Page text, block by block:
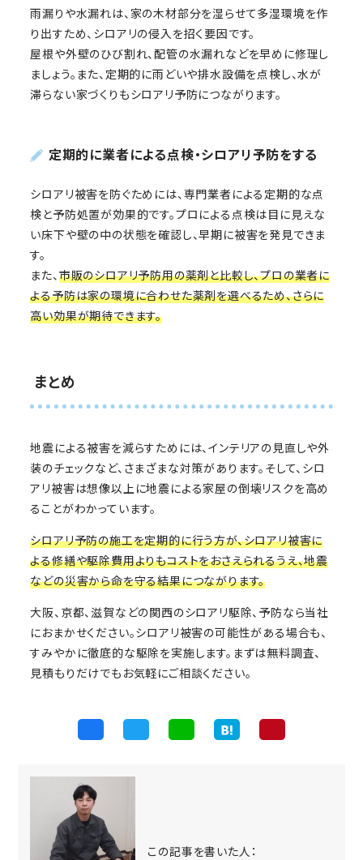
雨漏りや水漏れは、家の木材部分を湿らせて多湿環境を作
り出すため、シロアリの侵入を招く要因です。
屋根や外壁のひび割れ、配管の水漏れなどを早めに修理し
ましょう。また、定期的に雨どいや排水設備を点検し、水が
滞らない家づくりもシロアリ予防につながります。
定期的に業者による点検・シロアリ予防をする
シロアリ被害を防ぐためには、専門業者による定期的な点
検と予防処置が効果的です。プロによる点検は目に見えな
い床下や壁の中の状態を確認し、早期に被害を発見できま
す。
また、市販のシロアリ予防用の薬剤と比較し、プロの業者に
よる予防は家の環境に合わせた薬剤を選べるため、さらに
高い効果が期待できます。
まとめ
地震による被害を減らすためには、インテリアの見直しや外
装のチェックなど、さまざまな対策があります。そして、シロ
アリ被害は想像以上に地震による家屋の倒壊リスクを高め
ることがわかっています。
シロアリ予防の施工を定期的に行う方が、シロアリ被害に
よる修繕や駆除費用よりもコストをおさえられるうえ、地震
などの災害から命を守る結果につながります。
大阪、京都、滋賀などの関西のシロアリ駆除、予防なら当社
におまかせください。シロアリ被害の可能性がある場合も、
すみやかに徹底的な駆除を実施します。まずは無料調査、
見積もりだけでもお気軽にご相談ください。
この記事を書いた人：